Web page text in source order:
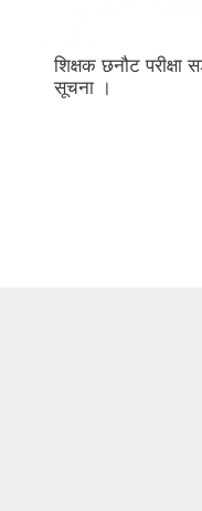
दरभाउ पत्र पेश गर्ने
(स्वास्थ्य चौकी मर्मत